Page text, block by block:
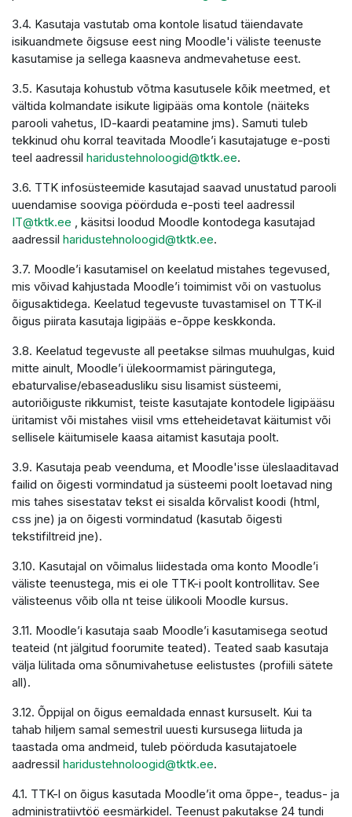
3.4. Kasutaja vastutab oma kontole lisatud täiendavate
isikuandmete õigsuse eest ning Moodle'i väliste teenuste
kasutamise ja sellega kaasneva andmevahetuse eest.
3.5. Kasutaja kohustub võtma kasutusele kõik meetmed, et
vältida kolmandate isikute ligipääs oma kontole (näiteks
parooli vahetus, ID-kaardi peatamine jms). Samuti tuleb
tekkinud ohu korral teavitada Moodle’i kasutajatuge e-posti
teel aadressil haridustehnoloogid@tktk.ee.
3.6. TTK infosüsteemide kasutajad saavad unustatud parooli
uuendamise sooviga pöörduda e-posti teel aadressil
IT@tktk.ee , käsitsi loodud Moodle kontodega kasutajad
aadressil haridustehnoloogid@tktk.ee.
3.7. Moodle’i kasutamisel on keelatud mistahes tegevused,
mis võivad kahjustada Moodle’i toimimist või on vastuolus
õigusaktidega. Keelatud tegevuste tuvastamisel on TTK-il
õigus piirata kasutaja ligipääs e-õppe keskkonda.
3.8. Keelatud tegevuste all peetakse silmas muuhulgas, kuid
mitte ainult, Moodle’i ülekoormamist päringutega,
ebaturvalise/ebaseadusliku sisu lisamist süsteemi,
autoriõiguste rikkumist, teiste kasutajate kontodele ligipääsu
üritamist või mistahes viisil vms etteheidetavat käitumist või
sellisele käitumisele kaasa aitamist kasutaja poolt.
3.9. Kasutaja peab veenduma, et Moodle'isse üleslaaditavad
failid on õigesti vormindatud ja süsteemi poolt loetavad ning
mis tahes sisestatav tekst ei sisalda kõrvalist koodi (html,
css jne) ja on õigesti vormindatud (kasutab õigesti
tekstifiltreid jne).
3.10. Kasutajal on võimalus liidestada oma konto Moodle’i
väliste teenustega, mis ei ole TTK-i poolt kontrollitav. See
välisteenus võib olla nt teise ülikooli Moodle kursus.
3.11. Moodle’i kasutaja saab Moodle’i kasutamisega seotud
teateid (nt jälgitud foorumite teated). Teated saab kasutaja
välja lülitada oma sõnumivahetuse eelistustes (profiili sätete
all).
3.12. Õppijal on õigus eemaldada ennast kursuselt. Kui ta
tahab hiljem samal semestril uuesti kursusega liituda ja
taastada oma andmeid, tuleb pöörduda kasutajatoele
aadressil haridustehnoloogid@tktk.ee.
4.1. TTK-l on õigus kasutada Moodle’it oma õppe-, teadus- ja
administratiivtöö eesmärkidel. Teenust pakutakse 24 tundi